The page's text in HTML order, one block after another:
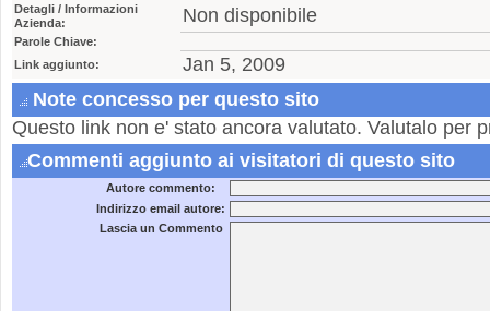
Detagli / Informazioni
Azienda:
Non disponibile
Parole Chiave:
Link aggiunto:
Jan 5, 2009
Note concesso per questo sito
Questo link non e' stato ancora valutato. Valutalo per
Commenti aggiunto ai visitatori di questo sito
Autore commento:
Indirizzo email autore:
Lascia un Commento